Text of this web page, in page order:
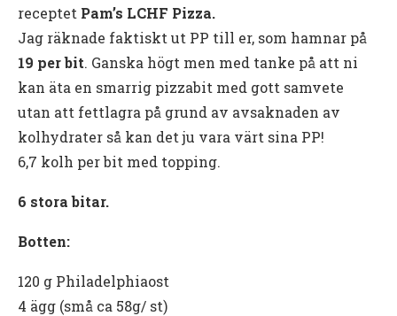
receptet Pam’s LCHF Pizza.
Jag räknade faktiskt ut PP till er, som hamnar på
19 per bit. Ganska högt men med tanke på att ni
kan äta en smarrig pizzabit med gott samvete
utan att fettlagra på grund av avsaknaden av
kolhydrater så kan det ju vara värt sina PP!
6,7 kolh per bit med topping.
6 stora bitar.
Botten:
120 g Philadelphiaost
4 ägg (små ca 58g/ st)